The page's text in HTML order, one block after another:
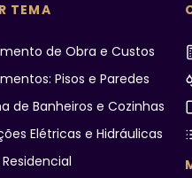
TEMA
de Obra e Custos
Pisos e Paredes
de Banheiros e Cozinhas
Elétricas e Hidráulicas